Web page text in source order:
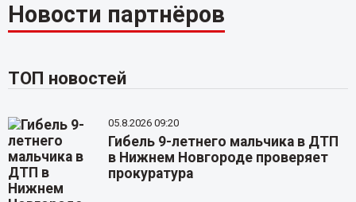
Новости партнёров
ТОП новостей
05.8.2026 09:20
Гибель 9-летнего мальчика в ДТП
в Нижнем Новгороде проверяет
прокуратура